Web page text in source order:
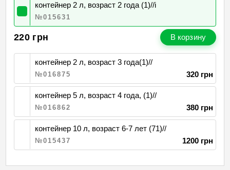
контейнер 2 л, возраст 2 года (1)//і
№015631
220 грн В корзину
контейнер 2 л, возраст 3 года(1)//
№016875 320 грн
контейнер 5 л, возраст 4 года, (1)//
№016862 380 грн
контейнер 10 л, возраст 6-7 лет (71)//
№015437 1200 грн